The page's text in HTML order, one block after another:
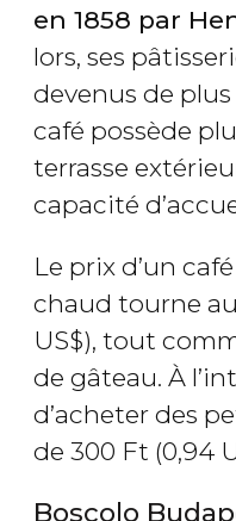
en 1858 par
lors, ses
devenus de
café possède
terrasse
capacité
Le prix d’un
chaud tourne
US$), tout
de gâteau. À
d’acheter des
de 300 Ft (0,94
Boscolo